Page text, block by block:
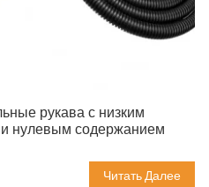
рукава с низким
нулевым содержанием
Читать Далее